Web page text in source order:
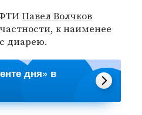
Павел Волчков
к наименее
диарею.
дня» в